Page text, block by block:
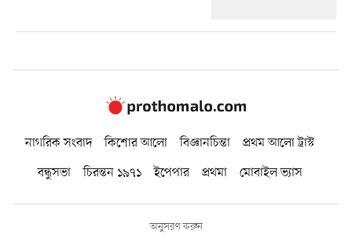
নাগরিক সংবাদ কিশোর আলো বিজ্ঞানচিন্তা
প্রথম আলো ট্রাস্ট
বন্ধুসভা
চিরন্তন ১৯৭১ ইপেপার প্রথমা মোবাইল ভ্যাস
অনুসরণ করুন